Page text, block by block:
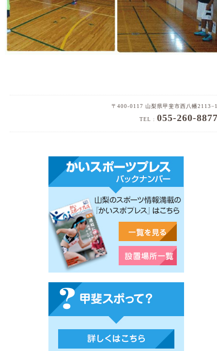
〒400-0117 山梨県甲斐市西八幡
TEL : 055-260-